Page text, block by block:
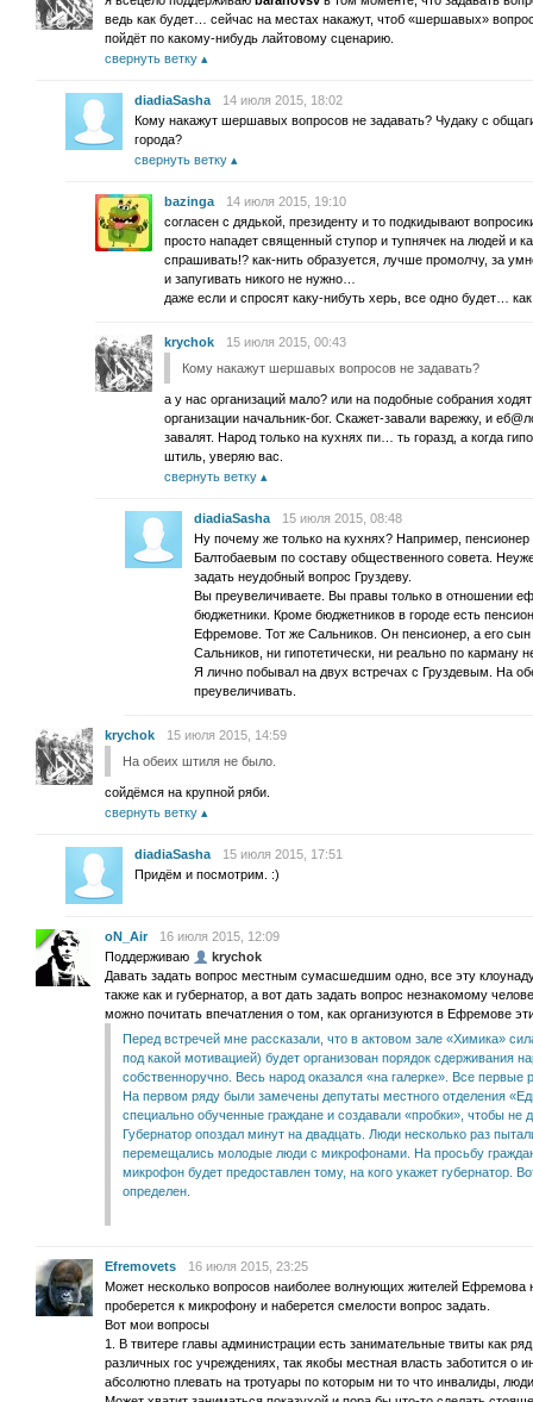
ведь как будет… сейчас на местах накажут, чтоб «шершавых»
пойдёт по какому-нибудь лайтовому сценарию.
свернуть ветку
diadiaSasha
14 июля 2015, 18:02
Кому накажут шершавых вопросов не задавать? Чудаку с
города?
свернуть ветку
bazinga
14 июля 2015, 19:10
согласен с дядькой, президенту и то подкидывают
просто нападет священный ступор и тупнячек на людей и
спрашивать!? как-нить образуется, лучше промолчу, за
и запугивать никого не нужно…
даже если и спросят каку-нибуть херь, все одно будет…
krychok
15 июля 2015, 00:43
Кому накажут шершавых вопросов не задавать?
а у нас организаций мало? или на подобные собрания
организации начальник-бог. Скажет-завали варежку, и
завалят. Народ только на кухнях пи… ть горазд, а когда
штиль, уверяю вас.
свернуть ветку
diadiaSasha
15 июля 2015, 08:48
Ну почему же только на кухнях? Например,
Балтобаевым по составу общественного совета.
задать неудобный вопрос Груздеву.
Вы преувеличиваете. Вы правы только в отношении
бюджетники. Кроме бюджетников в городе есть
Ефремове. Тот же Сальников. Он пенсионер, а его сын
Сальников, ни гипотетически, ни реально по карману
Я лично побывал на двух встречах с Груздевым. На
преувеличивать.
krychok
15 июля 2015, 14:59
На обеих штиля не было.
сойдёмся на крупной ряби.
свернуть ветку
diadiaSasha
15 июля 2015, 17:51
Придём и посмотрим. :)
oN_Air
16 июля 2015, 12:09
Поддерживаю
krychok
Давать задать вопрос местным сумасшедшим одно, все эту
также как и губернатор, а вот дать задать вопрос незнакомому
можно почитать впечатления о том, как организуются в Ефремове
Перед встречей мне рассказали, что в актовом зале «Химика»
под какой мотивацией) будет организован порядок сдерживания
собственноручно. Весь народ оказался «на галерке». Все первые
На первом ряду были замечены депутаты местного отделения
специально обученные граждане и создавали «пробки», чтобы не
Губернатор опоздал минут на двадцать. Люди несколько раз
перемещались молодые люди с микрофонами. На просьбу
микрофон будет предоставлен тому, на кого укажет губернатор.
определен.
Efremovets
16 июля 2015, 23:25
Может несколько вопросов наиболее волнующих жителей Ефремова
проберется к микрофону и наберется смелости вопрос задать.
Вот мои вопросы
1. В твитере главы администрации есть занимательные твиты как
различных гос учреждениях, так якобы местная власть заботится о
абсолютно плевать на тротуары по которым ни то что инвалиды,